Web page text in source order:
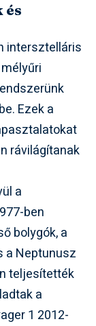
és
intersztelláris
Ezek a
rávilágítanak
a
ben
bolygók, a
a Neptunusz
teljesítették
a
1 2012-